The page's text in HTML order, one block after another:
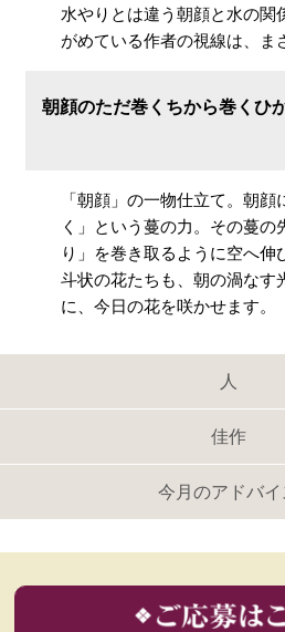
水やりとは違う朝顔と水の関
がめている作者の視線は、ま
朝顔のただ巻くちから巻くひ
「朝顔」の一物仕立て。朝
く」という蔓の力。その蔓の
り」を巻き取るように空へ伸
斗状の花たちも、朝の渦なす
に、今日の花を咲かせます。
人
佳作
今月のアドバイ